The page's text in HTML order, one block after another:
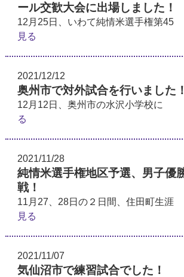
ール交歓大会に出場しました！
12月25日、いわて純情米選手権第45
見る
2021/12/12
奥州市で対外試合を行いました！
12月12日、奥州市の水沢小学校に
る
2021/11/28
純情米選手権地区予選、男子優
戦！
11月27、28日の２日間、住田町生涯
見る
2021/11/07
気仙沼市で練習試合でした！